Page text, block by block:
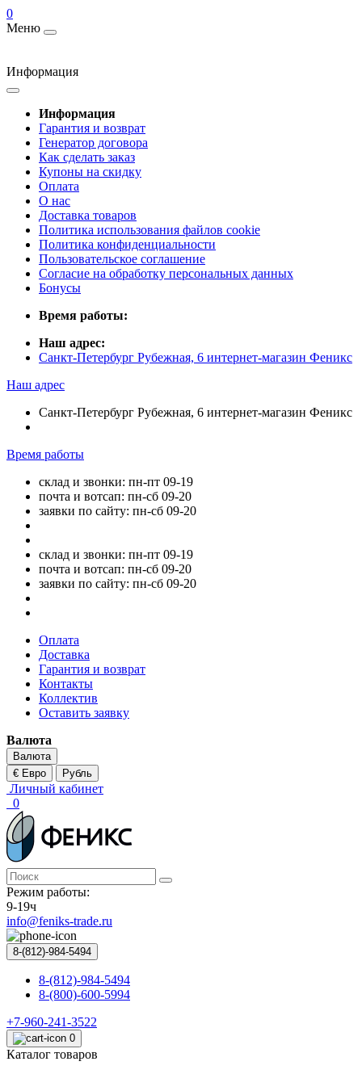
0
Меню
Информация
Информация
Гарантия и возврат
Генератор договора
Как сделать заказ
Купоны на скидку
Оплата
О нас
Доставка товаров
Политика использования файлов cookie
Политика конфиденциальности
Пользовательское соглашение
Согласие на обработку персональных данных
Бонусы
Время работы:
Наш адрес:
Санкт-Петербург Рубежная, 6 интернет-магазин Феникс
Наш адрес
Санкт-Петербург Рубежная, 6 интернет-магазин Феникс
Время работы
склад и звонки: пн-пт 09-19
почта и вотсап: пн-сб 09-20
заявки по сайту: пн-сб 09-20
склад и звонки: пн-пт 09-19
почта и вотсап: пн-сб 09-20
заявки по сайту: пн-сб 09-20
Оплата
Доставка
Гарантия и возврат
Контакты
Коллектив
Оставить заявку
Валюта
Валюта
€ Евро
Рубль
Личный кабинет
0
Режим работы:
9-19ч
info@feniks-trade.ru
8-(812)-984-5494
8-(812)-984-5494
8-(800)-600-5994
+7-960-241-3522
0
Каталог товаров